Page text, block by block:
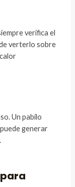
verifica el
verterlo sobre
Un pabilo
generar
para